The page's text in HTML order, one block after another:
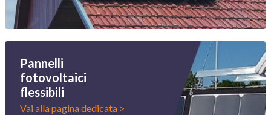
Pannelli
fotovoltaici
flessibili
Vai alla pagina dedicata >